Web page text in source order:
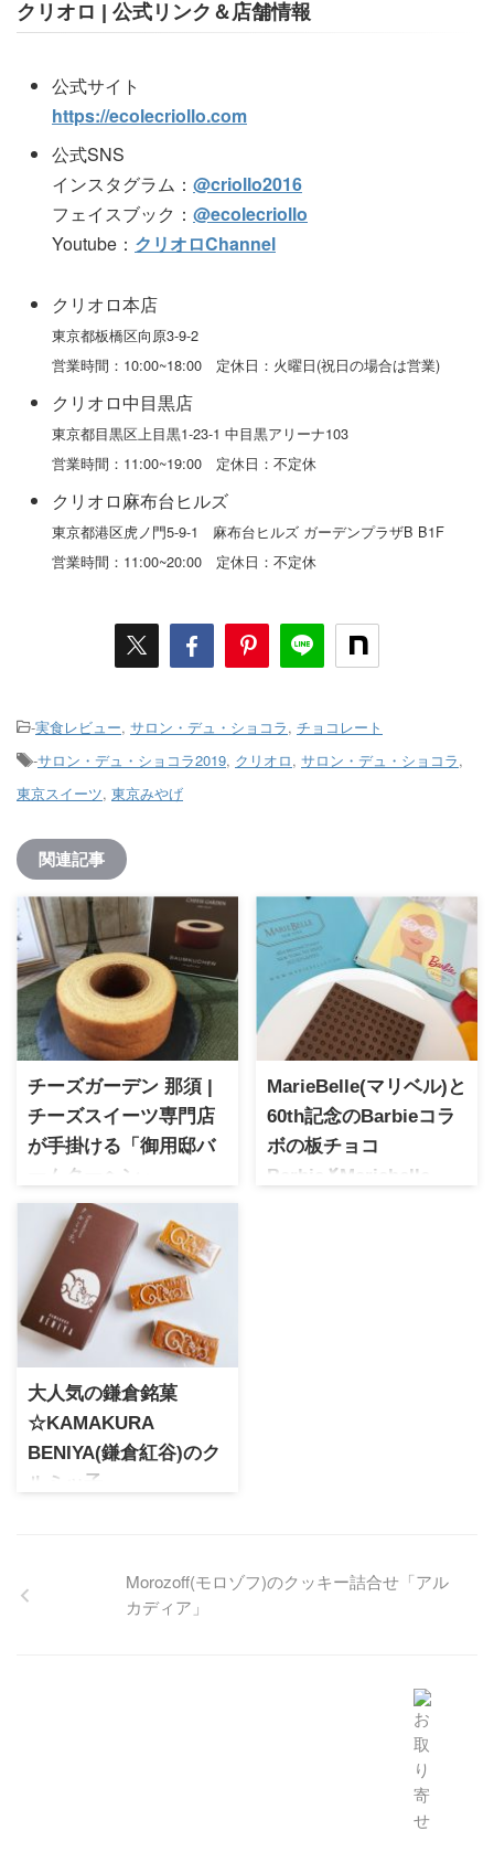
クリオロ | 公式リンク＆店舗情報
公式サイト
https://ecolecriollo.com
公式SNS
インスタグラム： @criollo2016
フェイスブック： @ecolecriollo
Youtube： クリオロChannel
クリオロ本店
東京都板橋区向原3-9-2
営業時間：10:00~18:00 定休日：火曜日(祝日の場合は営業)
クリオロ中目黒店
東京都目黒区上目黒1-23-1 中目黒アリーナ103
営業時間：11:00~19:00 定休日：不定休
クリオロ麻布台ヒルズ
東京都港区虎ノ門5-9-1 麻布台ヒルズ ガーデンプラザB B1F
営業時間：11:00~20:00 定休日：不定休
-実食レビュー, サロン・デュ・ショコラ, チョコレート
-サロン・デュ・ショコラ2019, クリオロ, サロン・デュ・ショコラ,
東京スイーツ, 東京みやげ
関連記事
チーズガーデン 那須 |
チーズスイーツ専門店
が手掛ける「御用邸バ
ームクーヘン」
チーズガーデン バニラ風味の
ふんわり食感の御用邸チーズ
ケーキ。年代を問わずお土産
におすすめです！
MarieBelle(マリベル)と
60th記念のBarbieコラ
ボの板チョコ
Barbie✗Mariebelle
大人気の鎌倉銘菓
☆KAMAKURA
BENIYA(鎌倉紅谷)のク
ルミッ子
ルミッ子は、キャラメル、く
るみ、バター生地の軌跡のバ